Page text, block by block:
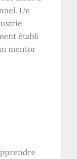
Un
établi
mentor